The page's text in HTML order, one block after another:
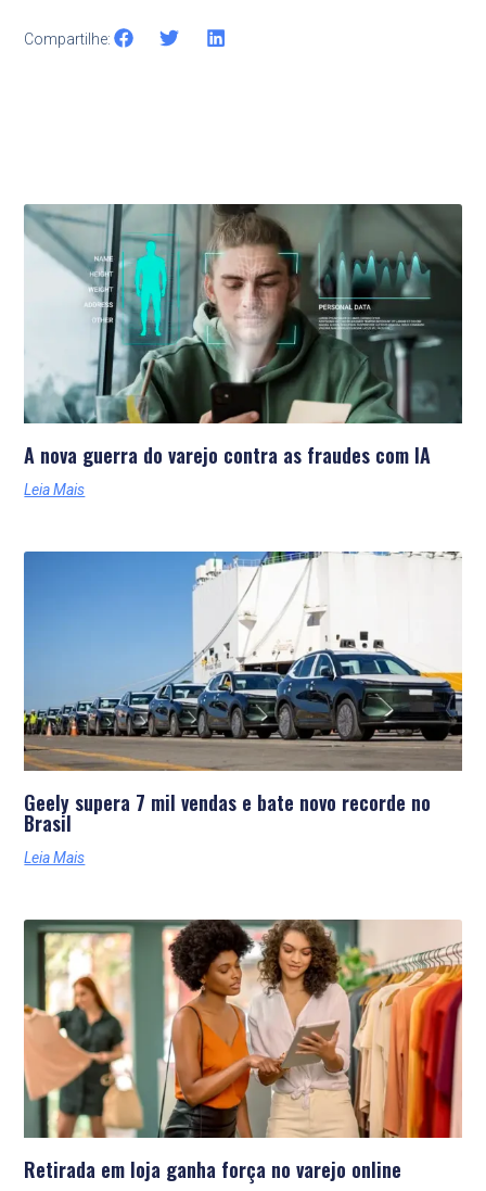
Compartilhe:
Últimas Notícias
A nova guerra do varejo contra as fraudes com IA
Leia Mais
Geely supera 7 mil vendas e bate novo recorde no
Brasil
Leia Mais
Retirada em loja ganha força no varejo online